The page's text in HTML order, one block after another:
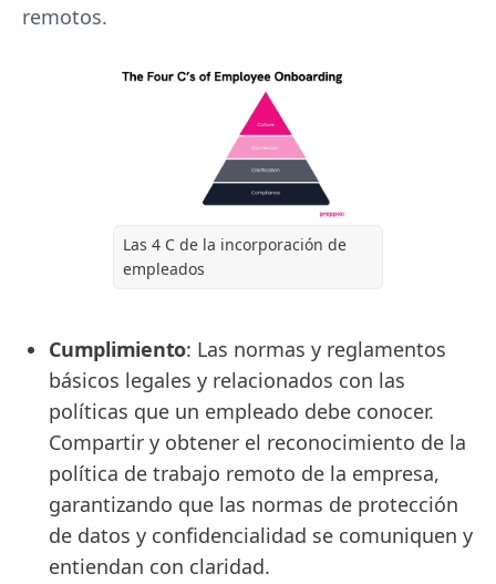
remotos.
Las 4 C de la incorporación de
empleados
Cumplimiento: Las normas y reglamentos
básicos legales y relacionados con las
políticas que un empleado debe conocer.
Compartir y obtener el reconocimiento de la
política de trabajo remoto de la empresa,
garantizando que las normas de protección
de datos y confidencialidad se comuniquen y
entiendan con claridad.